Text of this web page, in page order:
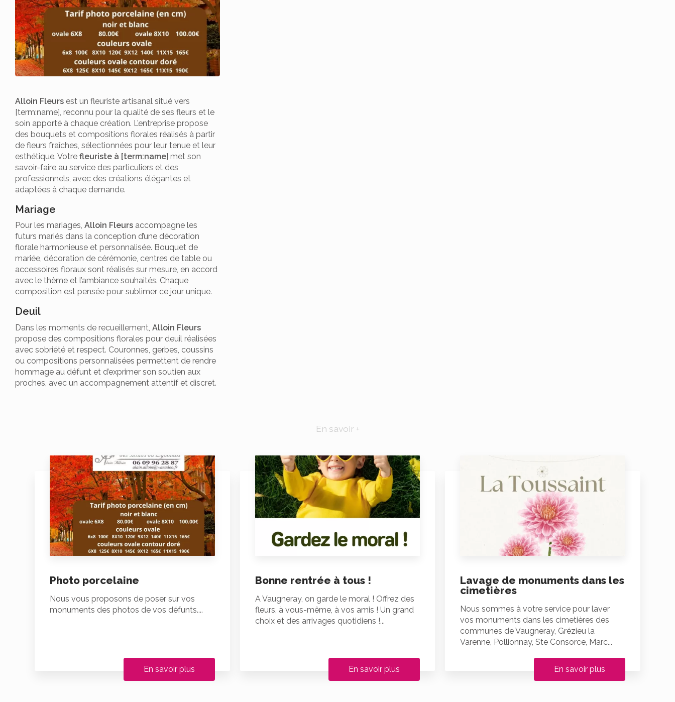
Alloin Fleurs est un fleuriste artisanal situé vers
[term:name], reconnu pour la qualité de ses fleurs et le
soin apporté à chaque création. L’entreprise propose
des bouquets et compositions florales réalisés à partir
de fleurs fraîches, sélectionnées pour leur tenue et leur
esthétique. Votre fleuriste à [term:name] met son
savoir-faire au service des particuliers et des
professionnels, avec des créations élégantes et
adaptées à chaque demande.
Mariage
Pour les mariages, Alloin Fleurs accompagne les
futurs mariés dans la conception d’une décoration
florale harmonieuse et personnalisée. Bouquet de
mariée, décoration de cérémonie, centres de table ou
accessoires floraux sont réalisés sur mesure, en accord
avec le thème et l’ambiance souhaités. Chaque
composition est pensée pour sublimer ce jour unique.
Deuil
Dans les moments de recueillement, Alloin Fleurs
propose des compositions florales pour deuil réalisées
avec sobriété et respect. Couronnes, gerbes, coussins
ou compositions personnalisées permettent de rendre
hommage au défunt et d’exprimer son soutien aux
proches, avec un accompagnement attentif et discret.
En savoir +
Photo porcelaine
Nous vous proposons de poser sur vos
monuments des photos de vos défunts....
En savoir plus
Bonne rentrée à tous !
A Vaugneray, on garde le moral ! Offrez des
fleurs, à vous-même, à vos amis ! Un grand
choix et des arrivages quotidiens !...
En savoir plus
Lavage de monuments dans les
cimetières
Nous sommes à votre service pour laver
vos monuments dans les cimetières des
communes de Vaugneray, Grézieu la
Varenne, Pollionnay, Ste Consorce, Marc...
En savoir plus